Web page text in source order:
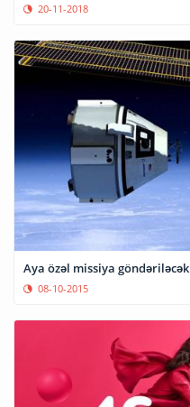
20-11-2018
Aya özəl missiya göndəriləcək
08-10-2015